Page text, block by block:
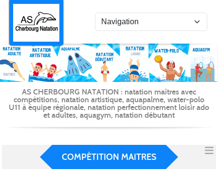
AS CHERBOURG NATATION : natation maîtres avec
compétitions, natation artistique, aquapalme, water-polo
U11 à équipe régionale, natation perfectionnement loisir ado
et adultes, aquagym, natation débutant
COMPÉTITION MAITRES
Panneau de gestion des cookies